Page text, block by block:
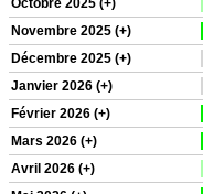
Octobre 2025 (+)
Novembre 2025 (+)
Décembre 2025 (+)
Janvier 2026 (+)
Février 2026 (+)
Mars 2026 (+)
Avril 2026 (+)